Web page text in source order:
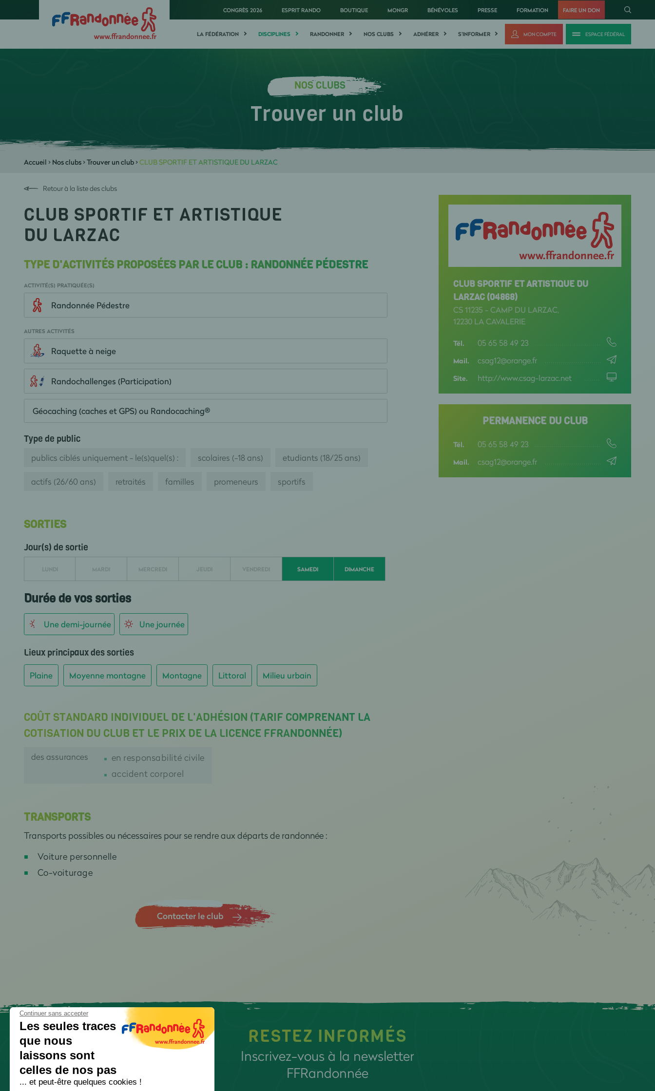
CONGRÈS 2026 ESPRIT RANDO BOUTIQUE MONGR BÉNÉVOLES PRESSE FORMATION FAIRE UN DON
LA FÉDÉRATION DISCIPLINES RANDONNER NOS CLUBS ADHÉRER S'INFORMER MON COMPTE ESPACE FÉDÉRAL
NOS CLUBS
Trouver un club
Accueil > Nos clubs>Trouver un club>CLUB SPORTIF ET ARTISTIQUE DU LARZAC
Retour à la liste des clubs
CLUB SPORTIF ET ARTISTIQUE
DU LARZAC
TYPE D'ACTIVITÉS PROPOSÉES PAR LE CLUB : RANDONNÉE PÉDESTRE
ACTIVITÉ(S) PRATIQUÉE(S)
Randonnée Pédestre
AUTRES ACTIVITÉS
Raquette à neige
Randochallenges (Participation)
Géocaching (caches et GPS) ou Randocaching®
Type de public
publics ciblés uniquement - le(s)quel(s) : scolaires (-18 ans) etudiants (18/25 ans)
actifs (26/60 ans) retraités familles promeneurs sportifs
SORTIES
Jour(s) de sortie
LUNDI MARDI MERCREDI JEUDI VENDREDI SAMEDI DIMANCHE
Durée de vos sorties
Une demi-journée Une journée
Lieux principaux des sorties
Plaine Moyenne montagne Montagne Littoral Milieu urbain
COÛT STANDARD INDIVIDUEL DE L'ADHÉSION (TARIF COMPRENANT LA
COTISATION DU CLUB ET LE PRIX DE LA LICENCE FFRANDONNÉE)
des assurances
en responsabilité civile
accident corporel
TRANSPORTS
Transports possibles ou nécessaires pour se rendre aux départs de randonnée :
Voiture personnelle
Co-voiturage
Contacter le club
CLUB SPORTIF ET ARTISTIQUE DU
LARZAC (04868)
CS 11235 - CAMP DU LARZAC,
12230 LA CAVALERIE
Tél. 05 65 58 49 23
Mail. csag12@orange.fr
Site. http://www.csag-larzac.net
PERMANENCE DU CLUB
Tél. 05 65 58 49 23
Mail. csag12@orange.fr
RESTEZ INFORMÉS
Inscrivez-vous à la newsletter
FFRandonnée
Continuer sans accepter
Les seules traces
que nous
laissons sont
celles de nos pas
... et peut-être quelques cookies !